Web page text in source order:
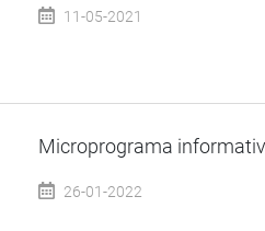
11-05-2021
Microprograma
26-01-2022